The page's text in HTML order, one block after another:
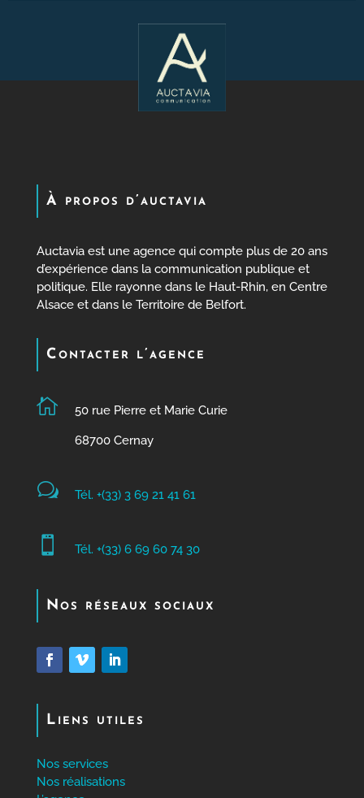
À propos d’auctavia
Auctavia est une agence qui compte plus de 20 ans
d’expérience dans la communication publique et
politique. Elle rayonne dans le Haut-Rhin, en Centre
Alsace et dans le Territoire de Belfort.
Contacter l’agence
 50 rue Pierre et Marie Curie
68700 Cernay
w Tél. +(33) 3 69 21 41 61
 Tél. +(33) 6 69 60 74 30
Nos réseaux sociaux
Liens utiles
Nos services
Nos réalisations